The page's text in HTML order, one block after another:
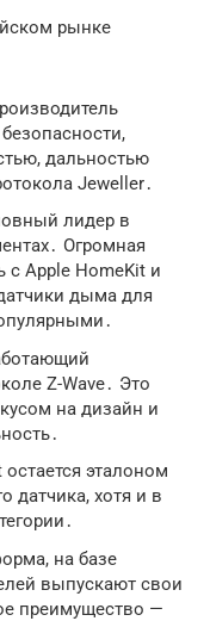
рынке
дальностью
Jeweller․
лидер в
Огромная
с Apple HomeKit и
дыма для
Z-Wave․ Это
на дизайн и
эталоном
датчика, хотя и в
на базе
выпускают свои
преимущество —